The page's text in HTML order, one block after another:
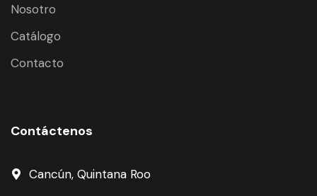
Nosotro
Catálogo
Contacto
Contáctenos
Cancún, Quintana Roo